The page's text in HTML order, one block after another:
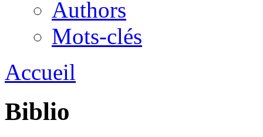
Authors
Mots-clés
Accueil
Biblio